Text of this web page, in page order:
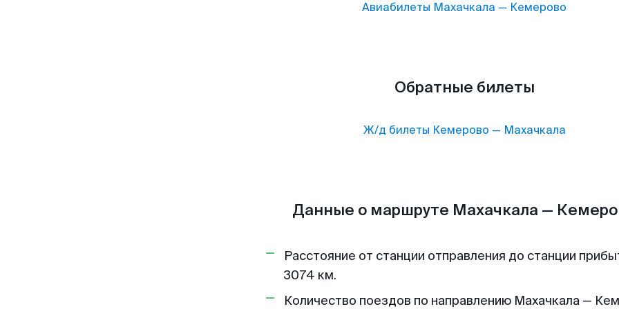
Авиабилеты Махачкала — Кемерово
Обратные билеты
Ж/д билеты Кемерово — Махачкала
Данные о маршруте Махачкала —
Расстояние от станции отправления до станции
3074 км.
Количество поездов по направлению Махачкала —